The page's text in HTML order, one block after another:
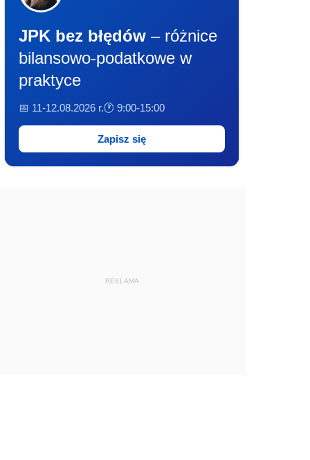
JPK bez błędów – różnice
bilansowo-podatkowe w
praktyce
📅 11-12.08.2026 r.🕐 9:00-15:00
Zapisz się
REKLAMA